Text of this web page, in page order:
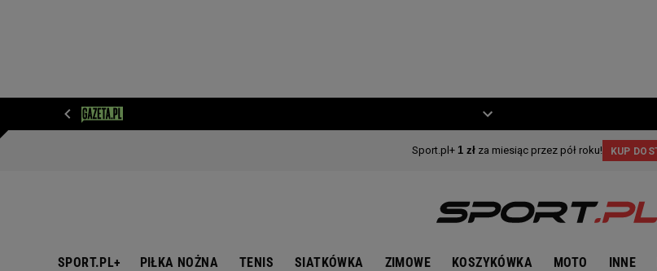
SPORT.PL+ PIŁKA NOŻNA TENIS SIATKÓWKA ZIMOWE KOSZYKÓWKA MOTO INNE